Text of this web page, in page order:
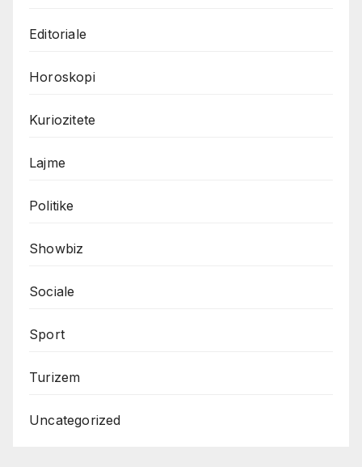
Editoriale
Horoskopi
Kuriozitete
Lajme
Politike
Showbiz
Sociale
Sport
Turizem
Uncategorized